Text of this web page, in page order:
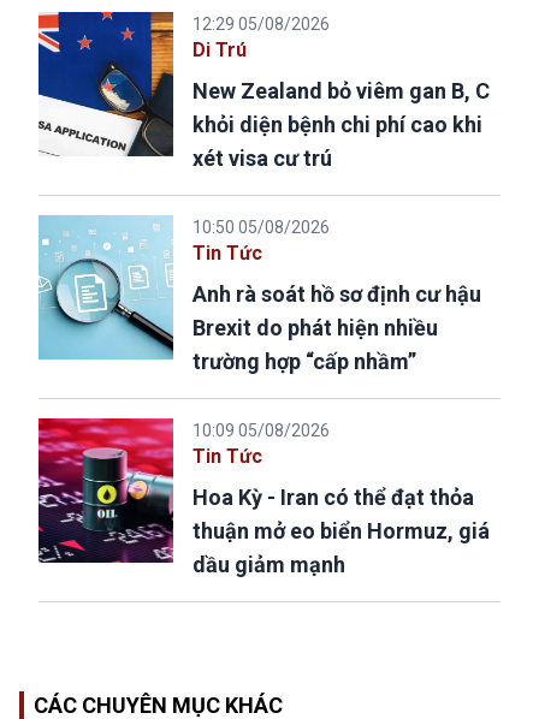
12:29 05/08/2026
Di Trú
New Zealand bỏ viêm gan B, C
khỏi diện bệnh chi phí cao khi
xét visa cư trú
10:50 05/08/2026
Tin Tức
Anh rà soát hồ sơ định cư hậu
Brexit do phát hiện nhiều
trường hợp “cấp nhầm”
10:09 05/08/2026
Tin Tức
Hoa Kỳ - Iran có thể đạt thỏa
thuận mở eo biển Hormuz, giá
dầu giảm mạnh
CÁC CHUYÊN MỤC KHÁC